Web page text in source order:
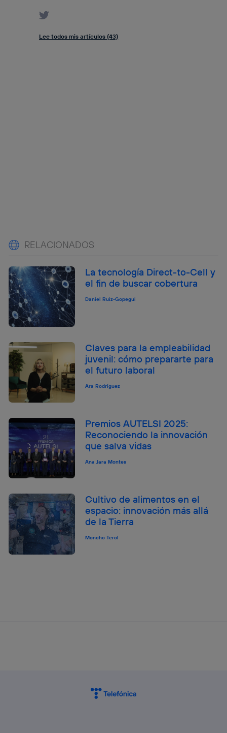
Lee todos mis artículos (43)
RELACIONADOS
La tecnología Direct-to-Cell y
el fin de buscar cobertura
Daniel Ruiz-Gopegui
Claves para la empleabilidad
juvenil: cómo prepararte para
el futuro laboral
Ara Rodríguez
Premios AUTELSI 2025:
Reconociendo la innovación
que salva vidas
Ana Jara Montes
Cultivo de alimentos en el
espacio: innovación más allá
de la Tierra
Moncho Terol